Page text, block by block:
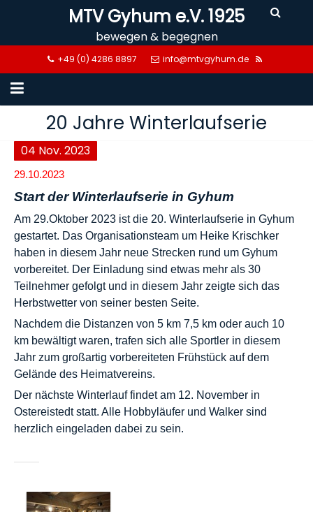
MTV Gyhum e.V. 1925
bewegen & begegnen
+49 (0) 4286 8897 info@mtvgyhum.de
20 Jahre Winterlaufserie
04 Nov.2023
29.10.2023
Start der Winterlaufserie in Gyhum
Am 29.Oktober 2023 ist die 20. Winterlaufserie in Gyhum
gestartet. Das Organisationsteam um Heike Krischker
haben in diesem Jahr neue Strecken rund um Gyhum
vorbereitet. Der Einladung sind etwas mehr als 30
Teilnehmer gefolgt und in diesem Jahr zeigte sich das
Herbstwetter von seiner besten Seite.
Nachdem die Distanzen von 5 km 7,5 km oder auch 10
km bewältigt waren, trafen sich alle Sportler in diesem
Jahr zum großartig vorbereiteten Frühstück auf dem
Gelände des Heimatvereins.
Der nächste Winterlauf findet am 12. November in
Ostereistedt statt. Alle Hobbyläufer und Walker sind
herzlich eingeladen dabei zu sein.